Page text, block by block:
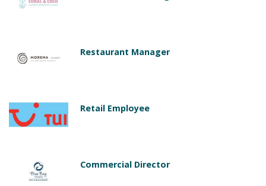
Restaurant Manager
Retail Employee
Commercial Director